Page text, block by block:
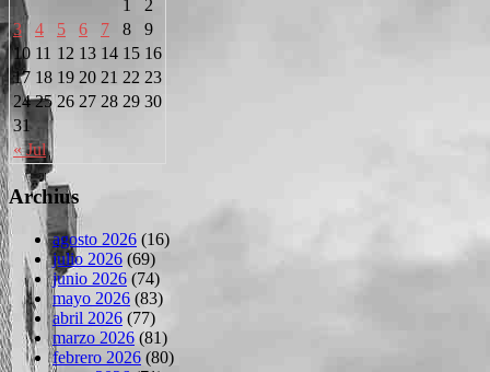
« Jul
1
2
3
4 5 6 7 8
9
10 11 12 13 14 15 16
17 18 19 20 21 22 23
24 25 26 27 28 29 30
31
Archius
agosto 2026 (16)
julio 2026 (69)
junio 2026 (74)
mayo 2026 (83)
abril 2026 (77)
marzo 2026 (81)
febrero 2026 (80)